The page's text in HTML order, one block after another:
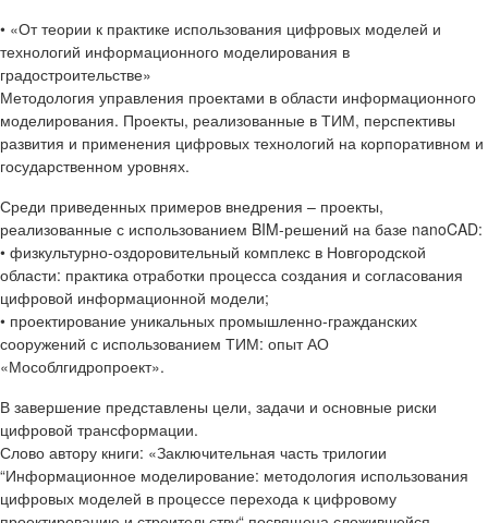
• «От теории к практике использования цифровых моделей и
технологий информационного моделирования в
градостроительстве»
Методология управления проектами в области информационного
моделирования. Проекты, реализованные в ТИМ, перспективы
развития и применения цифровых технологий на корпоративном и
государственном уровнях.
Среди приведенных примеров внедрения – проекты,
реализованные с использованием BIM-решений на базе nanoCAD:
• физкультурно-оздоровительный комплекс в Новгородской
области: практика отработки процесса создания и согласования
цифровой информационной модели;
• проектирование уникальных промышленно-гражданских
сооружений с использованием ТИМ: опыт АО
«Мособлгидропроект».
В завершение представлены цели, задачи и основные риски
цифровой трансформации.
Слово автору книги: «Заключительная часть трилогии
“Информационное моделирование: методология использования
цифровых моделей в процессе перехода к цифровому